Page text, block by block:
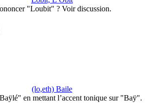
"Loubit" ? Voir discussion.
(lo,eth) Baile
en mettant l’accent tonique sur "Baÿ".